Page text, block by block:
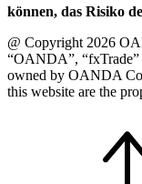
können, das Risiko
@ Copyright 2026
“OANDA”, “fxTrade”
owned by OANDA
this website are the